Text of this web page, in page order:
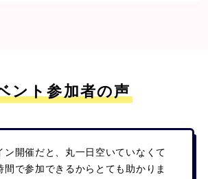
ント参加者の声
ン開催だと、丸一日空いていなくて
間で参加できるからとても助かりま